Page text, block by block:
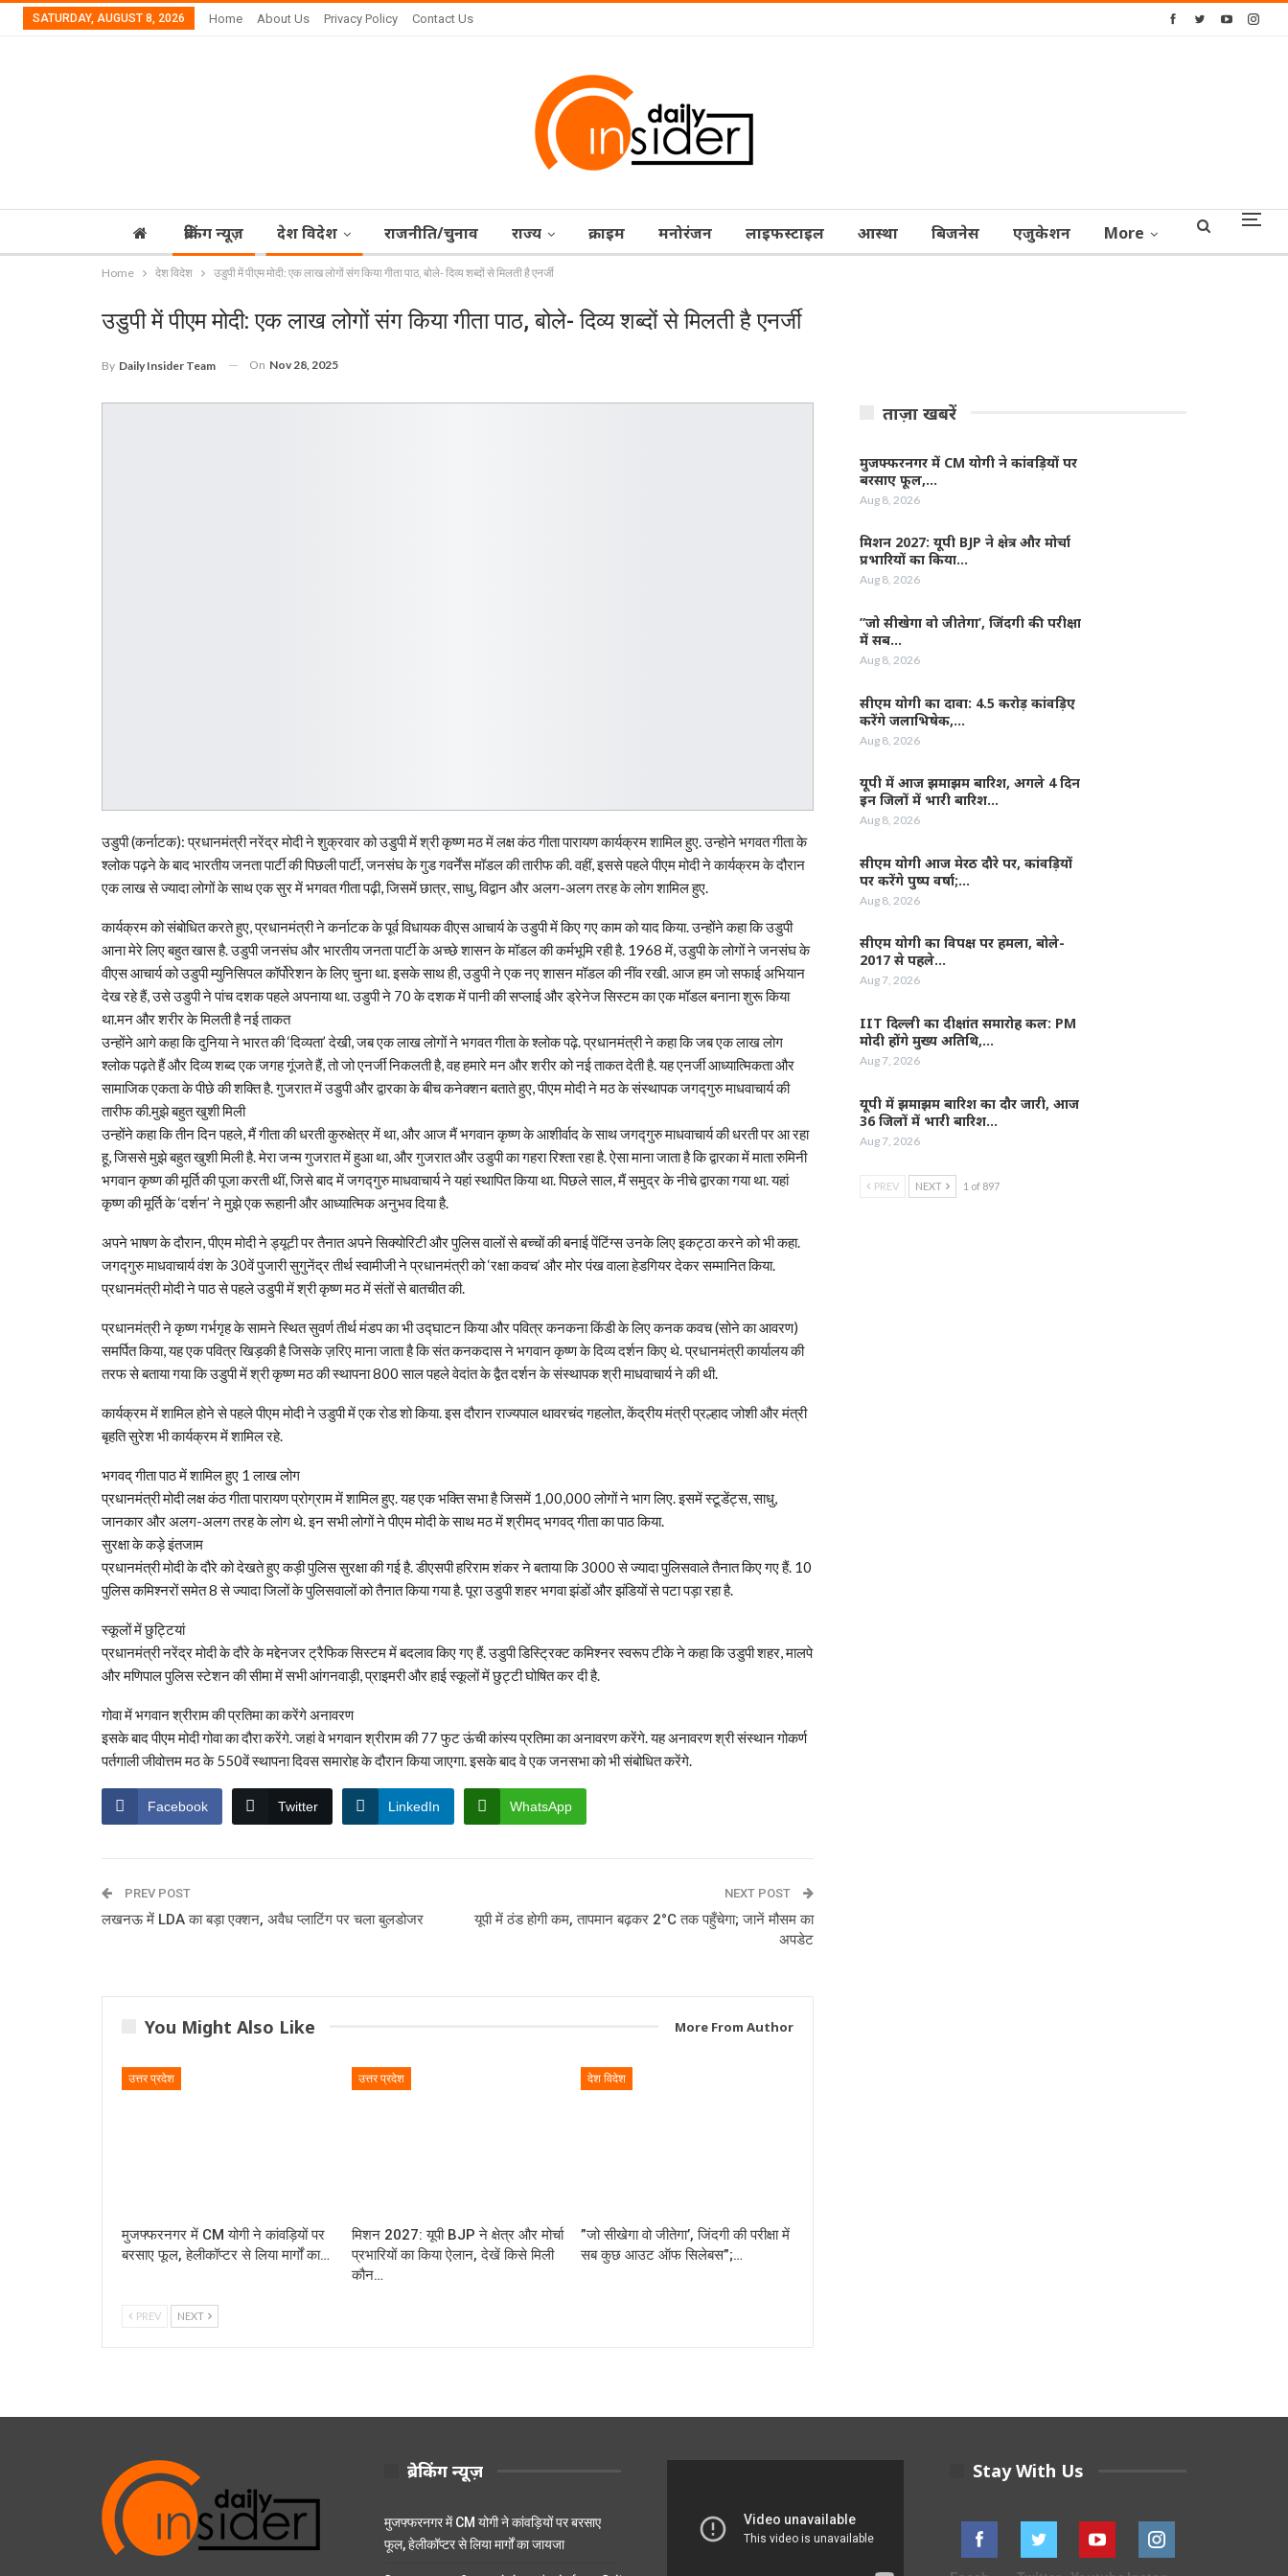
SATURDAY, AUGUST 8, 2026 Home About Us Privacy Policy Contact Us
ब्रेकिंग न्यूज़ देश विदेश राजनीति/चुनाव राज्‍य क्राइम मनोरंजन लाइफस्टाइल आस्‍था बिजनेस एजुकेशन More
Home देश विदेश उडुपी में पीएम मोदी: एक लाख लोगों संग किया गीता पाठ, बोले- दिव्य शब्दों से मिलती है एनर्जी
उडुपी में पीएम मोदी: एक लाख लोगों संग किया गीता पाठ, बोले- दिव्य शब्दों से मिलती है एनर्जी
By Daily Insider Team On Nov 28, 2025
उडुपी (कर्नाटक): प्रधानमंत्री नरेंद्र मोदी ने शुक्रवार को उडुपी में श्री कृष्ण मठ में लक्ष कंठ गीता पारायण कार्यक्रम शामिल हुए. उन्होने भगवत गीता के
श्लोक पढ़ने के बाद भारतीय जनता पार्टी की पिछली पार्टी, जनसंघ के गुड गवर्नेंस मॉडल की तारीफ की. वहीं, इससे पहले पीएम मोदी ने कार्यक्रम के दौरान
एक लाख से ज्यादा लोगों के साथ एक सुर में भगवत गीता पढ़ी, जिसमें छात्र, साधु, विद्वान और अलग-अलग तरह के लोग शामिल हुए.
कार्यक्रम को संबोधित करते हुए, प्रधानमंत्री ने कर्नाटक के पूर्व विधायक वीएस आचार्य के उडुपी में किए गए काम को याद किया. उन्होंने कहा कि उडुपी
आना मेरे लिए बहुत खास है. उडुपी जनसंघ और भारतीय जनता पार्टी के अच्छे शासन के मॉडल की कर्मभूमि रही है. 1968 में, उडुपी के लोगों ने जनसंघ के
वीएस आचार्य को उडुपी म्युनिसिपल कॉर्पोरेशन के लिए चुना था. इसके साथ ही, उडुपी ने एक नए शासन मॉडल की नींव रखी. आज हम जो सफाई अभियान
देख रहे हैं, उसे उडुपी ने पांच दशक पहले अपनाया था. उडुपी ने 70 के दशक में पानी की सप्लाई और ड्रेनेज सिस्टम का एक मॉडल बनाना शुरू किया
था.मन और शरीर के मिलती है नई ताकत
उन्होंने आगे कहा कि दुनिया ने भारत की ‘दिव्यता’ देखी, जब एक लाख लोगों ने भगवत गीता के श्लोक पढ़े. प्रधानमंत्री ने कहा कि जब एक लाख लोग
श्लोक पढ़ते हैं और दिव्य शब्द एक जगह गूंजते हैं, तो जो एनर्जी निकलती है, वह हमारे मन और शरीर को नई ताकत देती है. यह एनर्जी आध्यात्मिकता और
सामाजिक एकता के पीछे की शक्ति है. गुजरात में उडुपी और द्वारका के बीच कनेक्शन बताते हुए, पीएम मोदी ने मठ के संस्थापक जगद्गुरु माधवाचार्य की
तारीफ की.मुझे बहुत खुशी मिली
उन्होंने कहा कि तीन दिन पहले, मैं गीता की धरती कुरुक्षेत्र में था, और आज मैं भगवान कृष्ण के आशीर्वाद के साथ जगद्गुरु माधवाचार्य की धरती पर आ रहा
हू, जिससे मुझे बहुत खुशी मिली है. मेरा जन्म गुजरात में हुआ था, और गुजरात और उडुपी का गहरा रिश्ता रहा है. ऐसा माना जाता है कि द्वारका में माता रुमिनी
भगवान कृष्ण की मूर्ति की पूजा करती थीं, जिसे बाद में जगद्गुरु माधवाचार्य ने यहां स्थापित किया था. पिछले साल, मैं समुद्र के नीचे द्वारका गया था. यहां
कृष्ण की मूर्ति के ‘दर्शन’ ने मुझे एक रूहानी और आध्यात्मिक अनुभव दिया है.
अपने भाषण के दौरान, पीएम मोदी ने ड्यूटी पर तैनात अपने सिक्योरिटी और पुलिस वालों से बच्चों की बनाई पेंटिंग्स उनके लिए इकट्ठा करने को भी कहा.
जगद्गुरु माधवाचार्य वंश के 30वें पुजारी सुगुनेंद्र तीर्थ स्वामीजी ने प्रधानमंत्री को ‘रक्षा कवच’ और मोर पंख वाला हेडगियर देकर सम्मानित किया.
प्रधानमंत्री मोदी ने पाठ से पहले उडुपी में श्री कृष्ण मठ में संतों से बातचीत की.
प्रधानमंत्री ने कृष्ण गर्भगृह के सामने स्थित सुवर्ण तीर्थ मंडप का भी उद्घाटन किया और पवित्र कनकना किंडी के लिए कनक कवच (सोने का आवरण)
समर्पित किया, यह एक पवित्र खिड़की है जिसके ज़रिए माना जाता है कि संत कनकदास ने भगवान कृष्ण के दिव्य दर्शन किए थे. प्रधानमंत्री कार्यालय की
तरफ से बताया गया कि उडुपी में श्री कृष्ण मठ की स्थापना 800 साल पहले वेदांत के द्वैत दर्शन के संस्थापक श्री माधवाचार्य ने की थी.
कार्यक्रम में शामिल होने से पहले पीएम मोदी ने उडुपी में एक रोड शो किया. इस दौरान राज्यपाल थावरचंद गहलोत, केंद्रीय मंत्री प्रल्हाद जोशी और मंत्री
बृहति सुरेश भी कार्यक्रम में शामिल रहे.
भगवद् गीता पाठ में शामिल हुए 1 लाख लोग
प्रधानमंत्री मोदी लक्ष कंठ गीता पारायण प्रोग्राम में शामिल हुए. यह एक भक्ति सभा है जिसमें 1,00,000 लोगों ने भाग लिए. इसमें स्टूडेंट्स, साधु,
जानकार और अलग-अलग तरह के लोग थे. इन सभी लोगों ने पीएम मोदी के साथ मठ में श्रीमद् भगवद् गीता का पाठ किया.
सुरक्षा के कड़े इंतजाम
प्रधानमंत्री मोदी के दौरे को देखते हुए कड़ी पुलिस सुरक्षा की गई है. डीएसपी हरिराम शंकर ने बताया कि 3000 से ज्यादा पुलिसवाले तैनात किए गए हैं. 10
पुलिस कमिश्नरों समेत 8 से ज्यादा जिलों के पुलिसवालों को तैनात किया गया है. पूरा उडुपी शहर भगवा झंडों और झंडियों से पटा पड़ा रहा है.
स्कूलों में छुट्टियां
प्रधानमंत्री नरेंद्र मोदी के दौरे के मद्देनजर ट्रैफिक सिस्टम में बदलाव किए गए हैं. उडुपी डिस्ट्रिक्ट कमिश्नर स्वरूप टीके ने कहा कि उडुपी शहर, मालपे
और मणिपाल पुलिस स्टेशन की सीमा में सभी आंगनवाड़ी, प्राइमरी और हाई स्कूलों में छुट्टी घोषित कर दी है.
गोवा में भगवान श्रीराम की प्रतिमा का करेंगे अनावरण
इसके बाद पीएम मोदी गोवा का दौरा करेंगे. जहां वे भगवान श्रीराम की 77 फुट ऊंची कांस्य प्रतिमा का अनावरण करेंगे. यह अनावरण श्री संस्थान गोकर्ण
पर्तगाली जीवोत्तम मठ के 550वें स्थापना दिवस समारोह के दौरान किया जाएगा. इसके बाद वे एक जनसभा को भी संबोधित करेंगे.
Facebook Twitter LinkedIn WhatsApp
PREV POST
लखनऊ में LDA का बड़ा एक्शन, अवैध प्लाटिंग पर चला बुलडोजर
NEXT POST
यूपी में ठंड होगी कम, तापमान बढ़कर 2°C तक पहुँचेगा; जानें मौसम का
अपडेट
You Might Also Like More From Author
उत्तर प्रदेश
मुजफ्फरनगर में CM योगी ने कांवड़ियों पर
बरसाए फूल, हेलीकॉप्टर से लिया मार्गों का…
उत्तर प्रदेश
मिशन 2027: यूपी BJP ने क्षेत्र और मोर्चा
प्रभारियों का किया ऐलान, देखें किसे मिली
कौन…
देश विदेश
”जो सीखेगा वो जीतेगा’, जिंदगी की परीक्षा में
सब कुछ आउट ऑफ सिलेबस”;…
PREV NEXT
ताज़ा खबरें
मुजफ्फरनगर में CM योगी ने कांवड़ियों पर
बरसाए फूल,…
Aug 8, 2026
मिशन 2027: यूपी BJP ने क्षेत्र और मोर्चा
प्रभारियों का किया…
Aug 8, 2026
”जो सीखेगा वो जीतेगा’, जिंदगी की परीक्षा
में सब…
Aug 8, 2026
सीएम योगी का दावा: 4.5 करोड़ कांवड़िए
करेंगे जलाभिषेक,…
Aug 8, 2026
यूपी में आज झमाझम बारिश, अगले 4 दिन
इन जिलों में भारी बारिश…
Aug 8, 2026
सीएम योगी आज मेरठ दौरे पर, कांवड़ियों
पर करेंगे पुष्प वर्षा;…
Aug 8, 2026
सीएम योगी का विपक्ष पर हमला, बोले-
2017 से पहले…
Aug 7, 2026
IIT दिल्ली का दीक्षांत समारोह कल: PM
मोदी होंगे मुख्य अतिथि,…
Aug 7, 2026
यूपी में झमाझम बारिश का दौर जारी, आज
36 जिलों में भारी बारिश…
Aug 7, 2026
PREV NEXT 1 of 897
ब्रेकिंग न्यूज़
मुजफ्फरनगर में CM योगी ने कांवड़ियों पर बरसाए
फूल, हेलीकॉप्टर से लिया मार्गों का जायजा
Stay With Us